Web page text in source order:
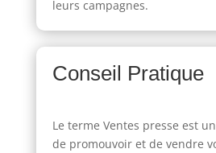
leurs campagnes.
Conseil Pratique
Le terme Ventes presse est
de promouvoir et de vendre